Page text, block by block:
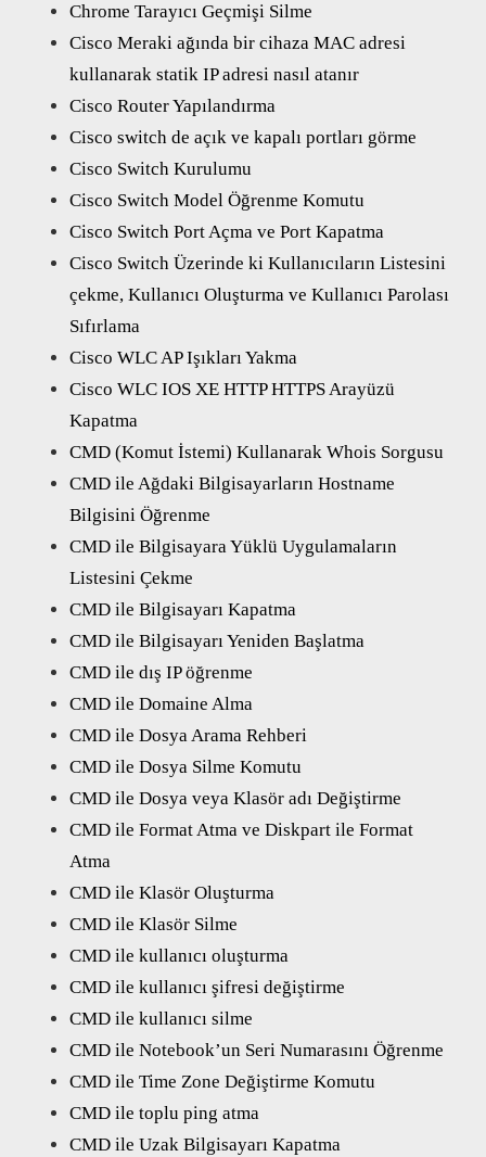
Chrome Tarayıcı Geçmişi Silme
Cisco Meraki ağında bir cihaza MAC adresi
kullanarak statik IP adresi nasıl atanır
Cisco Router Yapılandırma
Cisco switch de açık ve kapalı portları görme
Cisco Switch Kurulumu
Cisco Switch Model Öğrenme Komutu
Cisco Switch Port Açma ve Port Kapatma
Cisco Switch Üzerinde ki Kullanıcıların Listesini
çekme, Kullanıcı Oluşturma ve Kullanıcı Parolası
Sıfırlama
Cisco WLC AP Işıkları Yakma
Cisco WLC IOS XE HTTP HTTPS Arayüzü
Kapatma
CMD (Komut İstemi) Kullanarak Whois Sorgusu
CMD ile Ağdaki Bilgisayarların Hostname
Bilgisini Öğrenme
CMD ile Bilgisayara Yüklü Uygulamaların
Listesini Çekme
CMD ile Bilgisayarı Kapatma
CMD ile Bilgisayarı Yeniden Başlatma
CMD ile dış IP öğrenme
CMD ile Domaine Alma
CMD ile Dosya Arama Rehberi
CMD ile Dosya Silme Komutu
CMD ile Dosya veya Klasör adı Değiştirme
CMD ile Format Atma ve Diskpart ile Format
Atma
CMD ile Klasör Oluşturma
CMD ile Klasör Silme
CMD ile kullanıcı oluşturma
CMD ile kullanıcı şifresi değiştirme
CMD ile kullanıcı silme
CMD ile Notebook’un Seri Numarasını Öğrenme
CMD ile Time Zone Değiştirme Komutu
CMD ile toplu ping atma
CMD ile Uzak Bilgisayarı Kapatma